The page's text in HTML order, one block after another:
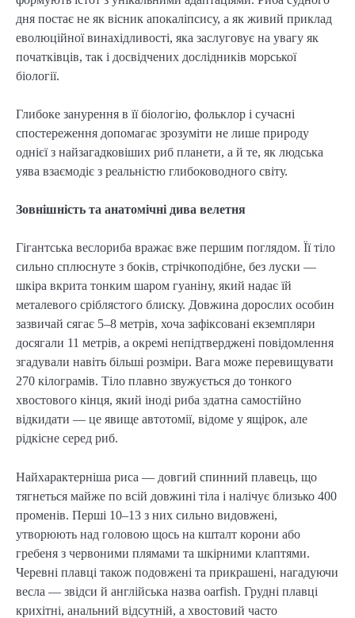
дня постає не як вісник апокаліпсису, а як живий приклад
еволюційної винахідливості, яка заслуговує на увагу як
початківців, так і досвідчених дослідників морської
біології.
Глибоке занурення в її біологію, фольклор і сучасні
спостереження допомагає зрозуміти не лише природу
однієї з найзагадковіших риб планети, а й те, як людська
уява взаємодіє з реальністю глибоководного світу.
Зовнішність та анатомічні дива велетня
Гігантська веслориба вражає вже першим поглядом. Її тіло
сильно сплюснуте з боків, стрічкоподібне, без луски —
шкіра вкрита тонким шаром гуаніну, який надає їй
металевого сріблястого блиску. Довжина дорослих особин
зазвичай сягає 5–8 метрів, хоча зафіксовані екземпляри
досягали 11 метрів, а окремі непідтверджені повідомлення
згадували навіть більші розміри. Вага може перевищувати
270 кілограмів. Тіло плавно звужується до тонкого
хвостового кінця, який іноді риба здатна самостійно
відкидати — це явище автотомії, відоме у ящірок, але
рідкісне серед риб.
Найхарактерніша риса — довгий спинний плавець, що
тягнеться майже по всій довжині тіла і налічує близько 400
променів. Перші 10–13 з них сильно видовжені,
утворюють над головою щось на кшталт корони або
гребеня з червоними плямами та шкірними клаптями.
Черевні плавці також подовжені та прикрашені, нагадуючи
весла — звідси й англійська назва oarfish. Грудні плавці
крихітні, анальний відсутній, а хвостовий часто